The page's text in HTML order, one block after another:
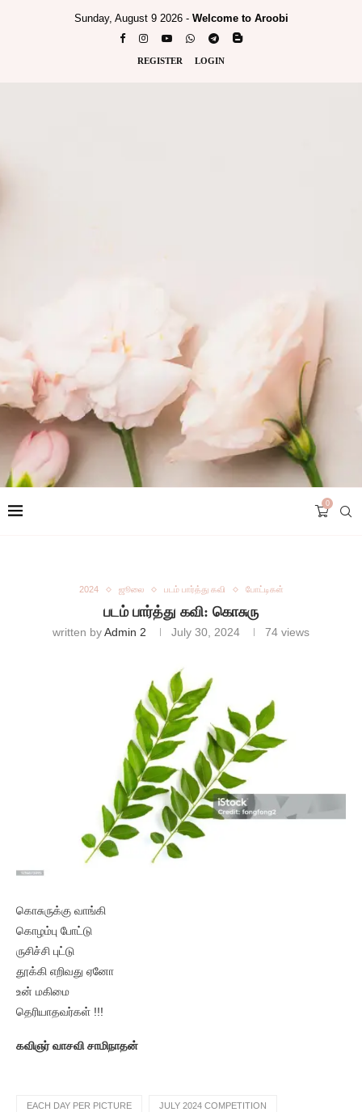
Sunday, August 9 2026 - Welcome to Aroobi
REGISTER LOGIN
0
2024 ஜூலை படம் பார்த்து கவி போட்டிகள்
படம் பார்த்து கவி: கொசுரு
written byAdmin 2 July 30, 2024 74 views
கொசுருக்கு வாங்கி
கொழம்பு போட்டு
ருசிச்சி புட்டு
தூக்கி எறிவது ஏனோ
உன் மகிமை
தெரியாதவர்கள் !!!
கவிஞர் வாசவி சாமிநாதன்
EACH DAY PER PICTURE JULY 2024 COMPETITION